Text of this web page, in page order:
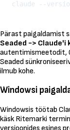
Pärast paigaldamist
Seaded -> Claude'i
autentimismeetodit,
Seaded
ilmub kohe.
Windowsi
Windowsis töötab
käsk Ritemarki